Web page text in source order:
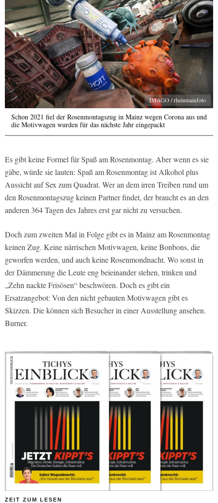
IMAGO / rheinmainfoto
Schon 2021 fiel der Rosenmontagszug in Mainz wegen Corona aus und
die Motivwagen wurden für das nächste Jahr eingepackt
Es gibt keine Formel für Spaß am Rosenmontag. Aber wenn es sie
gäbe, würde sie lauten: Spaß am Rosenmontag ist Alkohol plus
Aussicht auf Sex zum Quadrat. Wer an dem irren Treiben rund um
den Rosenmontagszug keinen Partner findet, der braucht es an den
anderen 364 Tagen des Jahres erst gar nicht zu versuchen.
Doch zum zweiten Mal in Folge gibt es in Mainz am Rosenmontag
keinen Zug. Keine närrischen Motivwagen, keine Bonbons, die
geworfen werden, und auch keine Rosenmondnacht. Wo sonst in
der Dämmerung die Leute eng beieinander stehen, trinken und
„Zehn nackte Frisösen“ beschwören. Doch es gibt ein
Ersatzangebot: Von den nicht gebauten Motivwagen gibt es
Skizzen. Die können sich Besucher in einer Ausstellung ansehen.
Burner.
ZEIT ZUM LESEN